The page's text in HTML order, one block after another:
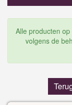
Alle producten
volgens de